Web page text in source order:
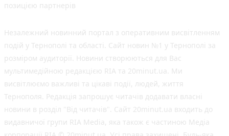
позицією партнерів
Незалежний новинний портал з оперативним висвітленням
подій у Тернополі та області. Сайт новин №1 у Тернополі за
розміром аудиторії. Новини створюються для Вас
мультимедійною редакцією RIA та 20minut.ua. Ми
висвітлюємо важливі та цікаві події, людей, життя
Тернополя. Редакція запрошує читачів додавати власні
новини в розділ "Від читачів". Сайт 20minut.ua входить до
видавничої групи RIA Media, яка також є частиною Медіа